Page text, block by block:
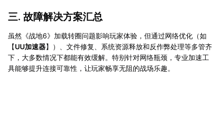
三. 故障解决方案汇总
虽然《战地6》加载转圈问题影响玩家体验，但通过网络优化（如
【UU加速器】）、文件修复、系统资源释放和反作弊处理等多管齐
下，大多数情况下都能有效缓解。特别针对网络瓶颈，专业加速工
具能够提升连接可靠性，让玩家畅享无阻的战场乐趣。